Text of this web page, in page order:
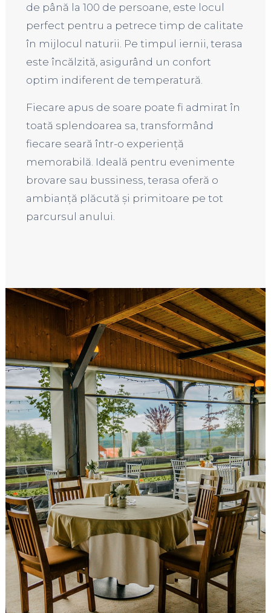
de până la 100 de persoane, este locul
perfect pentru a petrece timp de calitate
în mijlocul naturii. Pe timpul iernii, terasa
este încălzită, asigurând un confort
optim indiferent de temperatură.
Fiecare apus de soare poate fi admirat în
toată splendoarea sa, transformând
fiecare seară într-o experiență
memorabilă. Ideală pentru evenimente
brovare sau bussiness, terasa oferă o
ambianță plăcută și primitoare pe tot
parcursul anului.